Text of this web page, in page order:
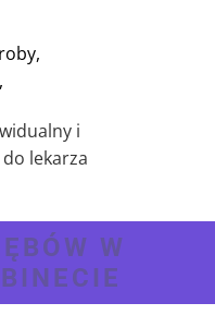
i
lekarza
W